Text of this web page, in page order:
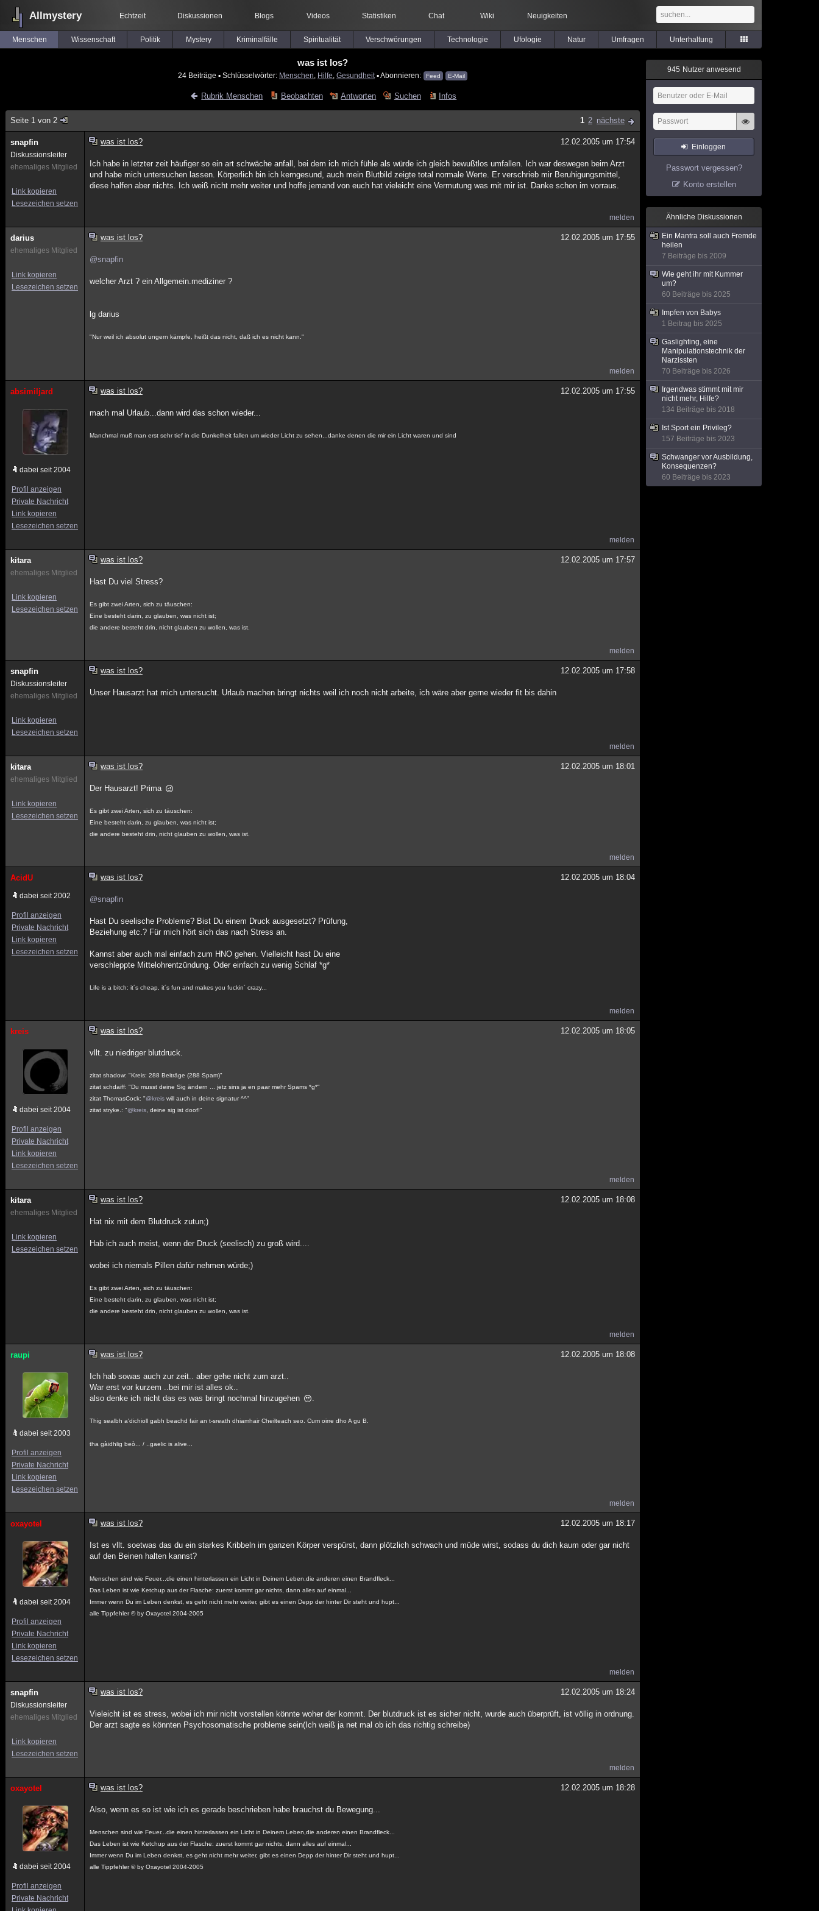
Allmystery Echtzeit Diskussionen Blogs Videos Statistiken Chat Wiki Neuigkeiten
Menschen Wissenschaft Politik Mystery Kriminalfälle Spiritualität Verschwörungen Technologie Ufologie Natur Umfragen Unterhaltung
was ist los?
24 Beiträge ▪ Schlüsselwörter: Menschen Hilfe Gesundheit ▪ Abonnieren: Feed E-Mail
Rubrik Menschen Beobachten Antworten Suchen Infos
Seite 1 von 2 1 2 nächste
snapfin
Diskussionsleiter
ehemaliges Mitglied
Link kopieren
Lesezeichen setzen
was ist los? 12.02.2005 um 17:54
Ich habe in letzter zeit häufiger so ein art schwäche anfall, bei dem ich mich fühle als würde ich gleich bewußtlos umfallen. Ich war deswegen beim Arzt
und habe mich untersuchen lassen. Körperlich bin ich kerngesund, auch mein Blutbild zeigte total normale Werte. Er verschrieb mir Beruhigungsmittel,
diese halfen aber nichts. Ich weiß nicht mehr weiter und hoffe jemand von euch hat vieleicht eine Vermutung was mit mir ist. Danke schon im vorraus.
melden
darius
ehemaliges Mitglied
Link kopieren
Lesezeichen setzen
was ist los? 12.02.2005 um 17:55
@snapfin
welcher Arzt ? ein Allgemein.mediziner ?
lg darius
"Nur weil ich absolut ungern kämpfe, heißt das nicht, daß ich es nicht kann."
melden
absimiljard
dabei seit 2004
Profil anzeigen
Private Nachricht
Link kopieren
Lesezeichen setzen
was ist los? 12.02.2005 um 17:55
mach mal Urlaub...dann wird das schon wieder...
Manchmal muß man erst sehr tief in die Dunkelheit fallen um wieder Licht zu sehen...danke denen die mir ein Licht waren und sind
melden
kitara
ehemaliges Mitglied
Link kopieren
Lesezeichen setzen
was ist los? 12.02.2005 um 17:57
Hast Du viel Stress?
Es gibt zwei Arten, sich zu täuschen:
Eine besteht darin, zu glauben, was nicht ist;
die andere besteht drin, nicht glauben zu wollen, was ist.
melden
snapfin
Diskussionsleiter
ehemaliges Mitglied
Link kopieren
Lesezeichen setzen
was ist los? 12.02.2005 um 17:58
Unser Hausarzt hat mich untersucht. Urlaub machen bringt nichts weil ich noch nicht arbeite, ich wäre aber gerne wieder fit bis dahin
melden
kitara
ehemaliges Mitglied
Link kopieren
Lesezeichen setzen
was ist los? 12.02.2005 um 18:01
Der Hausarzt! Prima
Es gibt zwei Arten, sich zu täuschen:
Eine besteht darin, zu glauben, was nicht ist;
die andere besteht drin, nicht glauben zu wollen, was ist.
melden
AcidU
dabei seit 2002
Profil anzeigen
Private Nachricht
Link kopieren
Lesezeichen setzen
was ist los? 12.02.2005 um 18:04
@snapfin
Hast Du seelische Probleme? Bist Du einem Druck ausgesetzt? Prüfung,
Beziehung etc.? Für mich hört sich das nach Stress an.
Kannst aber auch mal einfach zum HNO gehen. Vielleicht hast Du eine
verschleppte Mittelohrentzündung. Oder einfach zu wenig Schlaf *g*
Life is a bitch: it´s cheap, it´s fun and makes you fuckin´ crazy...
melden
kreis
dabei seit 2004
Profil anzeigen
Private Nachricht
Link kopieren
Lesezeichen setzen
was ist los? 12.02.2005 um 18:05
vllt. zu niedriger blutdruck.
zitat shadow: "Kreis: 288 Beiträge (288 Spam)"
zitat schdaiff: "Du musst deine Sig ändern ... jetz sins ja en paar mehr Spams *g*"
zitat ThomasCock: "@kreis will auch in deine signatur ^^"
zitat stryke.: "@kreis , deine sig ist doof!"
melden
kitara
ehemaliges Mitglied
Link kopieren
Lesezeichen setzen
was ist los? 12.02.2005 um 18:08
Hat nix mit dem Blutdruck zutun;)
Hab ich auch meist, wenn der Druck (seelisch) zu groß wird....
wobei ich niemals Pillen dafür nehmen würde;)
Es gibt zwei Arten, sich zu täuschen:
Eine besteht darin, zu glauben, was nicht ist;
die andere besteht drin, nicht glauben zu wollen, was ist.
melden
raupi
dabei seit 2003
Profil anzeigen
Private Nachricht
Link kopieren
Lesezeichen setzen
was ist los? 12.02.2005 um 18:08
Ich hab sowas auch zur zeit.. aber gehe nicht zum arzt..
War erst vor kurzem ..bei mir ist alles ok..
also denke ich nicht das es was bringt nochmal hinzugehen
.
Thig sealbh a'dichioll gabh beachd fair an t-sreath dhiamhair Cheilteach seo. Cum oirre dho A gu B.
tha gàidhlig beò... / ..gaelic is alive...
melden
oxayotel
dabei seit 2004
Profil anzeigen
Private Nachricht
Link kopieren
Lesezeichen setzen
was ist los? 12.02.2005 um 18:17
Ist es vllt. soetwas das du ein starkes Kribbeln im ganzen Körper verspürst, dann plötzlich schwach und müde wirst, sodass du dich kaum oder gar nicht
auf den Beinen halten kannst?
Menschen sind wie Feuer...die einen hinterlassen ein Licht in Deinem Leben,die anderen einen Brandfleck...
Das Leben ist wie Ketchup aus der Flasche: zuerst kommt gar nichts, dann alles auf einmal...
Immer wenn Du im Leben denkst, es geht nicht mehr weiter, gibt es einen Depp der hinter Dir steht und hupt...
alle Tippfehler © by Oxayotel 2004-2005
melden
snapfin
Diskussionsleiter
ehemaliges Mitglied
Link kopieren
Lesezeichen setzen
was ist los? 12.02.2005 um 18:24
Vieleicht ist es stress, wobei ich mir nicht vorstellen könnte woher der kommt. Der blutdruck ist es sicher nicht, wurde auch überprüft, ist völlig in ordnung.
Der arzt sagte es könnten Psychosomatische probleme sein(Ich weiß ja net mal ob ich das richtig schreibe)
melden
oxayotel
dabei seit 2004
Profil anzeigen
Private Nachricht
was ist los? 12.02.2005 um 18:28
Also, wenn es so ist wie ich es gerade beschrieben habe brauchst du Bewegung...
Menschen sind wie Feuer...die einen hinterlassen ein Licht in Deinem Leben,die anderen einen Brandfleck...
Das Leben ist wie Ketchup aus der Flasche: zuerst kommt gar nichts, dann alles auf einmal...
Immer wenn Du im Leben denkst, es geht nicht mehr weiter, gibt es einen Depp der hinter Dir steht und hupt...
alle Tippfehler © by Oxayotel 2004-2005
945 Nutzer anwesend
Einloggen
Passwort vergessen?
Konto erstellen
Ähnliche Diskussionen
Ein Mantra soll auch Fremde
heilen
7 Beiträge bis 2009
Wie geht ihr mit Kummer
um?
60 Beiträge bis 2025
Impfen von Babys
1 Beitrag bis 2025
Gaslighting, eine
Manipulationstechnik der
Narzissten
70 Beiträge bis 2026
Irgendwas stimmt mit mir
nicht mehr, Hilfe?
134 Beiträge bis 2018
Ist Sport ein Privileg?
157 Beiträge bis 2023
Schwanger vor Ausbildung,
Konsequenzen?
60 Beiträge bis 2023